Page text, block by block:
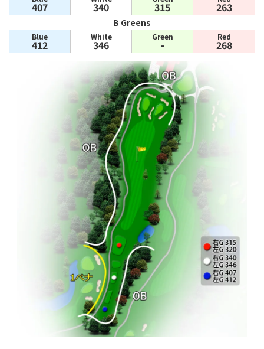
407 340 315 263
B Greens
Blue
412
White
346
Green
-
Red
268